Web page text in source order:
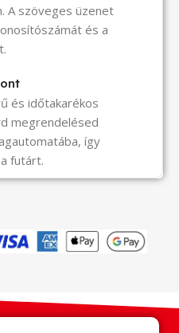
A szöveges üzenet
és a
és időtakarékos
megrendelésed
így
futárt.